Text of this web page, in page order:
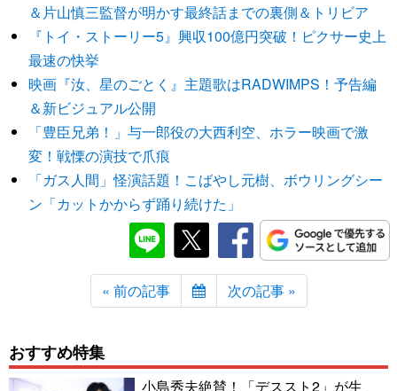
＆片山慎三監督が明かす最終話までの裏側＆トリビア
『トイ・ストーリー5』興収100億円突破！ピクサー史上
最速の快挙
映画『汝、星のごとく』主題歌はRADWIMPS！予告編
＆新ビジュアル公開
「豊臣兄弟！」与一郎役の大西利空、ホラー映画で激
変！戦慄の演技で爪痕
「ガス人間」怪演話題！こばやし元樹、ボウリングシー
ン「カットかからず踊り続けた」
« 前の記事 次の記事 »
おすすめ特集
小島秀夫絶賛！「デススト2」が生